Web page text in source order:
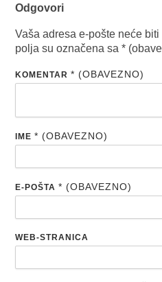
Odgovori
Vaša adresa e-pošte neće
polja su označena sa*
KOMENTAR* (OBAVEZNO)
IME* (OBAVEZNO)
E-POŠTA* (OBAVEZNO)
WEB-STRANICA